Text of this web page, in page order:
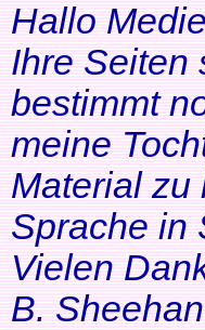
Hallo
Ihre Seiten
bestimmt
meine
Material zu
Sprache in
Vielen
B. Sheehan